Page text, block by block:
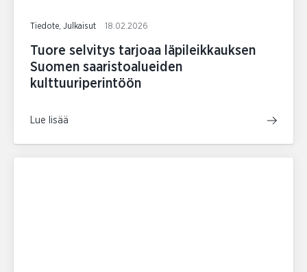
Tiedote, Julkaisut 18.02.2026
Tuore selvitys tarjoaa läpileikkauksen
Suomen saaristoalueiden
kulttuuriperintöön
Lue lisää